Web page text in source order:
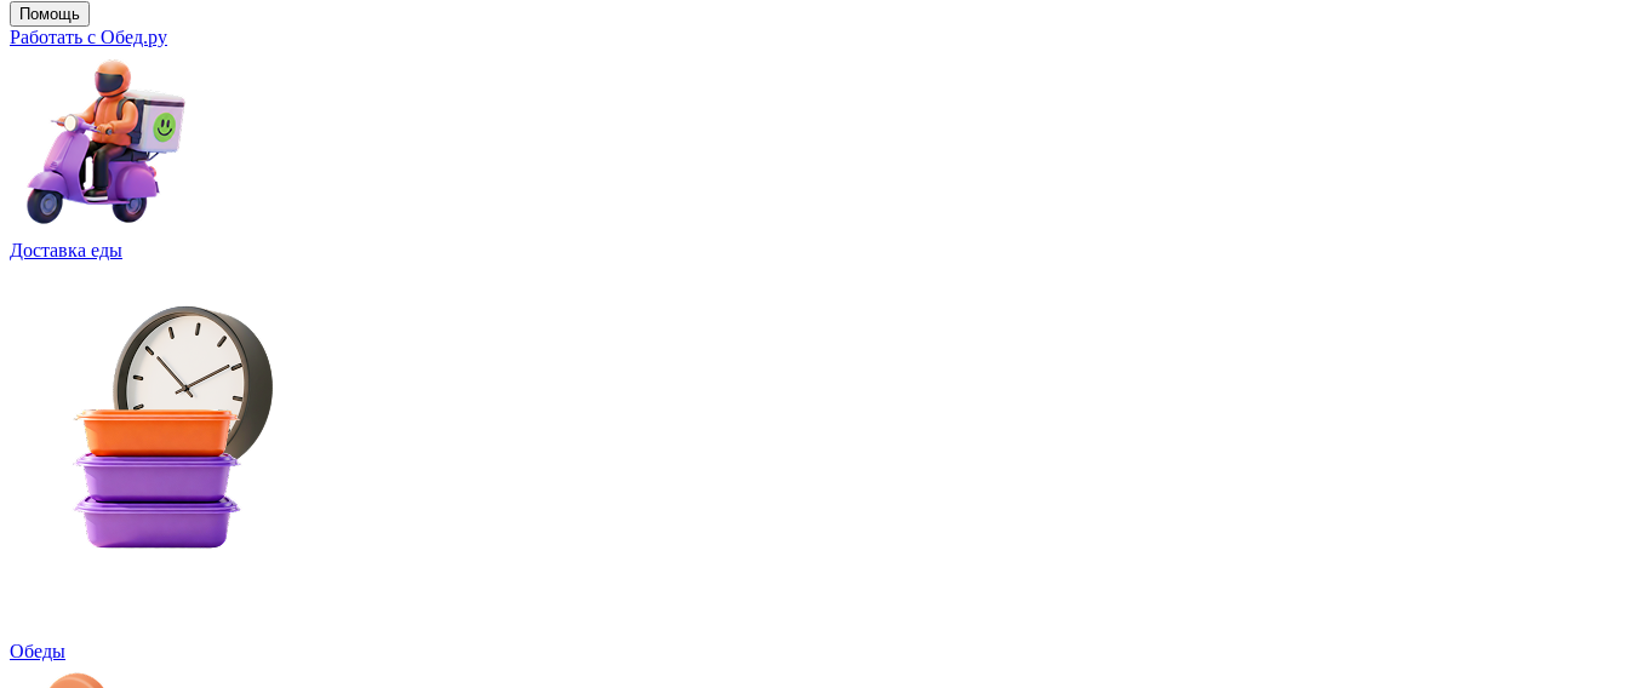
Помощь
Работать с Обед.ру
Доставка еды
Обеды